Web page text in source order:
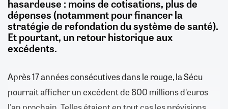
hasardeuse : moins de cotisations, plus de
dépenses (notamment pour financer la
stratégie de refondation du système de santé).
Et pourtant, un retour historique aux
excédents.
Après 17 années consécutives dans le rouge, la Sécu
pourrait afficher un excédent de 800 millions d'euros